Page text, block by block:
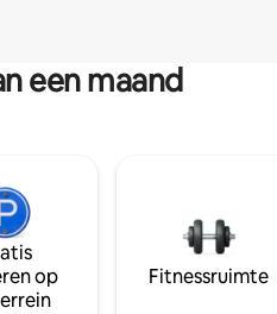
een maand
op
Fitnessruimte